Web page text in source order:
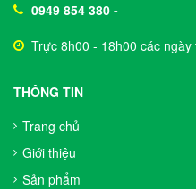
0949 854 380 -
Trực 8h00 - 18h00 các
THÔNG TIN
Trang chủ
Giới thiệu
Sản phẩm